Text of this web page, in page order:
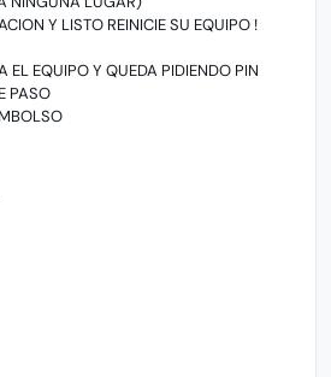
Y LISTO REINICIE SU EQUIPO !
EL EQUIPO Y QUEDA PIDIENDO PIN
PASO